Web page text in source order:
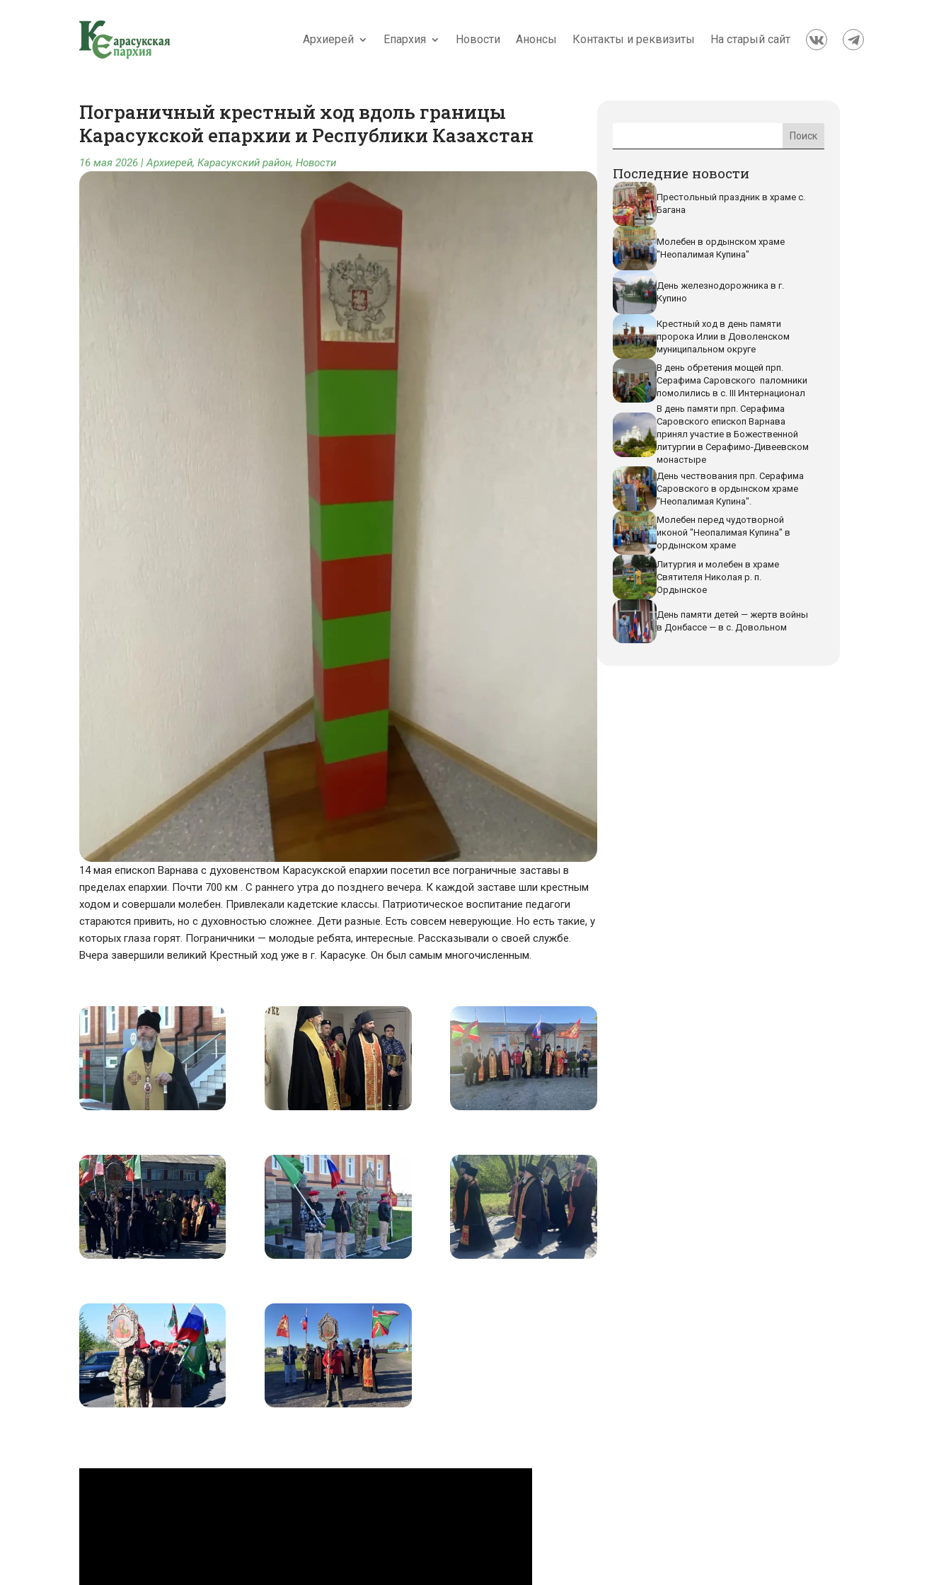
Архиерей Епархия Новости Анонсы Контакты и реквизиты На старый сайт  
Пограничный крестный ход вдоль границы
Карасукской епархии и Республики Казахстан
16 мая 2026 |Архиерей, Карасукский район, Новости
14 мая епископ Варнава с духовенством Карасукской епархии посетил все пограничные заставы в
пределах епархии. Почти 700 км . С раннего утра до позднего вечера. К каждой заставе шли крестным
ходом и совершали молебен. Привлекали кадетские классы. Патриотическое воспитание педагоги
стараются привить, но с духовностью сложнее. Дети разные. Есть совсем неверующие. Но есть такие, у
которых глаза горят. Пограничники — молодые ребята, интересные. Рассказывали о своей службе.
Вчера завершили великий Крестный ход уже в г. Карасуке. Он был самым многочисленным.
Последние новости
Престольный праздник в храме с.
Багана
Молебен в ордынском храме
"Неопалимая Купина"
День железнодорожника в г.
Купино
Крестный ход в день памяти
пророка Илии в Доволенском
муниципальном округе
В день обретения мощей прп.
Серафима Саровского паломники
помолились в с. III Интернационал
В день памяти прп. Серафима
Саровского епископ Варнава
принял участие в Божественной
литургии в Серафимо-Дивеевском
монастыре
День чествования прп. Серафима
Саровского в ордынском храме
"Неопалимая Купина".
Молебен перед чудотворной
иконой "Неопалимая Купина" в
ордынском храме
Литургия и молебен в храме
Святителя Николая р. п.
Ордынское
День памяти детей — жертв войны
в Донбассе — в с. Довольном